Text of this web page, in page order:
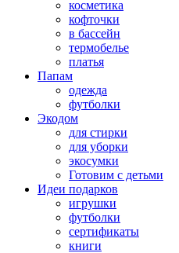
косметика
кофточки
в бассейн
термобелье
платья
Папам
одежда
футболки
Экодом
для стирки
для уборки
экосумки
Готовим с детьми
Идеи подарков
игрушки
футболки
сертификаты
книги